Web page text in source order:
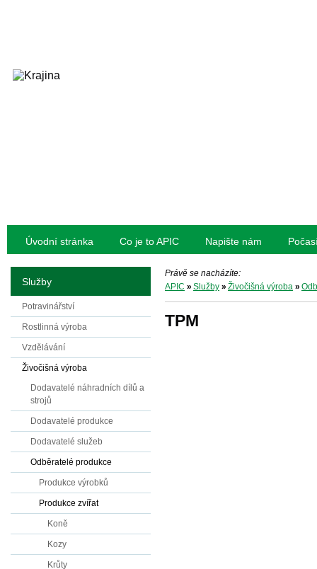
Úvodní stránka Co je to APIC Napište nám
Právě se nacházíte:
APIC » Služby » Živočišná výroba »
TPM
Služby
Potravinářství
Rostlinná výroba
Vzdělávání
Živočišná výroba
Dodavatelé náhradních dílů a
strojů
Dodavatelé produkce
Dodavatelé služeb
Odběratelé produkce
Produkce výrobků
Produkce zvířat
Koně
Kozy
Krůty